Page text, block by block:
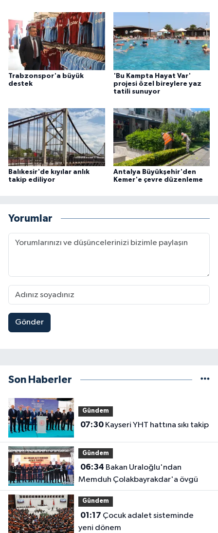
Trabzonspor'a büyük
destek
'Bu Kampta Hayat Var'
projesi özel bireylere yaz
tatili sunuyor
Balıkesir'de kıyılar anlık
takip ediliyor
Antalya Büyükşehir'den
Kemer'e çevre düzenleme
Yorumlar
Gönder
Son Haberler
Gündem
07:30 Kayseri YHT hattına sıkı takip
Gündem
06:34
Memduh Çolakbayrakdar'a övgü
Gündem
01:17
yeni dönem